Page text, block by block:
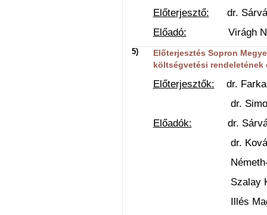
Előterjesztő: dr.
Előadó: Virágh
5)
Előterjesztés Sopron
költségvetési rendeletének
Előterjesztők: dr.
dr. Simon
Előadók: dr. Sárvári
dr. Kovács
Németh-Károly
Szalay Katalin
Illés Magdolna